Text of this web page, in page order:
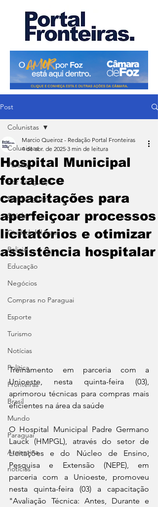
Post
Colunistas
Paraná
Foz do Iguaçu
Puerto Iguazu
Saúde
Ciudad del Este
Policial
Educação
Negócios
Compras no Paraguai
Esporte
Turismo
Notícias
Política
Fronteiras
Brasil
Mundo
Paraguai
Argentina
noticias
Colunistas
Hospital Municipal
fortalece
capacitações para
aperfeiçoar processos
licitatórios e otimizar
assistência hospitalar
Marcio Queiroz - Redação Portal Fronteiras
4 de abr. de 2025 3 min de leitura
Treinamento em parceria com a
Unioeste, nesta quinta-feira (03),
aprimorou técnicas para compras mais
eficientes na área da saúde
O Hospital Municipal Padre Germano
Lauck (HMPGL), através do setor de
Licitações e do Núcleo de Ensino,
Pesquisa e Extensão (NEPE), em
parceria com a Unioeste, promoveu
nesta quinta-feira (03) a capacitação
"Avaliação Técnica: Antes, Durante e